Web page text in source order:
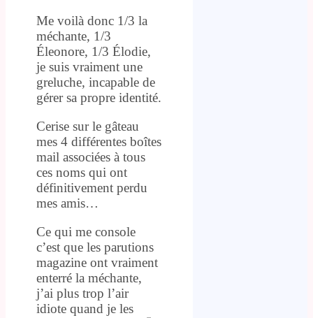
Me voilà donc 1/3 la
méchante, 1/3
Éleonore, 1/3 Élodie,
je suis vraiment une
greluche, incapable de
gérer sa propre identité.
Cerise sur le gâteau
mes 4 différentes boîtes
mail associées à tous
ces noms qui ont
définitivement perdu
mes amis…
Ce qui me console
c’est que les parutions
magazine ont vraiment
enterré la méchante,
j’ai plus trop l’air
idiote quand je les